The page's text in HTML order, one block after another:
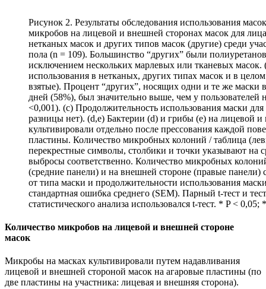
Рисунок 2. Результаты обследования использования
микробов на лицевой и внешней сторонах масок для
нетканых масок и других типов масок (другие) среди
пола (n = 109). Большинство “других” были
исключением нескольких марлевых или тканевых масок.
использования в нетканых, других типах масок и в
взятые). Процент “других”, носящих одни и те же маски
дней (58%), был значительно выше, чем у пользователей
<0,001). (c) Продолжительность использования маски
разницы нет). (d,e) Бактерии (d) и грибы (e) на лицевой
культивировали отдельно после прессования каждой
пластины. Количество микробных колоний / таблица
перекрестные символы, столбики и точки указывают на
выбросы соответственно. Количество микробных
(средние панели) и на внешней стороне (правые панели)
от типа маски и продолжительности использования
стандартная ошибка среднего (SEM). Парный t-тест и
статистического анализа использовался t-тест. * P < 0,05;
Количество микробов на лицевой и внешней стороне
масок
Микробы на масках культивировали путем надавливания
лицевой и внешней стороной масок на агаровые пластины (по
две пластины на участника: лицевая и внешняя сторона).